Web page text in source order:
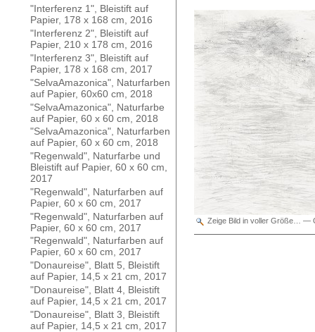
"Interferenz 1", Bleistift auf
Papier, 178 x 168 cm, 2016
"Interferenz 2", Bleistift auf
Papier, 210 x 178 cm, 2016
"Interferenz 3", Bleistift auf
Papier, 178 x 168 cm, 2017
"SelvaAmazonica", Naturfarben
auf Papier, 60x60 cm, 2018
"SelvaAmazonica", Naturfarbe
auf Papier, 60 x 60 cm, 2018
"SelvaAmazonica", Naturfarben
auf Papier, 60 x 60 cm, 2018
"Regenwald", Naturfarbe und
Bleistift auf Papier, 60 x 60 cm,
2017
"Regenwald", Naturfarben auf
Papier, 60 x 60 cm, 2017
"Regenwald", Naturfarben auf
Papier, 60 x 60 cm, 2017
"Regenwald", Naturfarben auf
Papier, 60 x 60 cm, 2017
"Donaureise", Blatt 5, Bleistift
auf Papier, 14,5 x 21 cm, 2017
"Donaureise", Blatt 4, Bleistift
auf Papier, 14,5 x 21 cm, 2017
"Donaureise", Blatt 3, Bleistift
auf Papier, 14,5 x 21 cm, 2017
Zeige Bild in voller Größe… —